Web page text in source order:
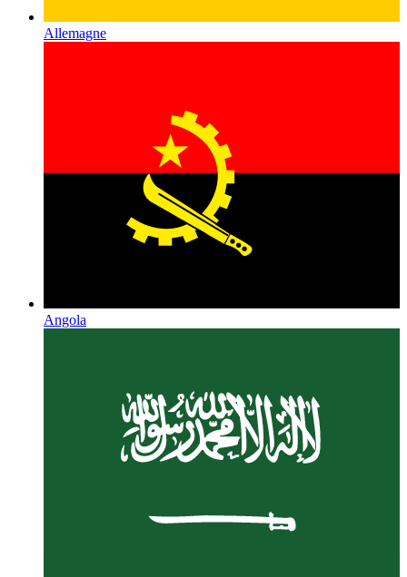
Allemagne
Angola